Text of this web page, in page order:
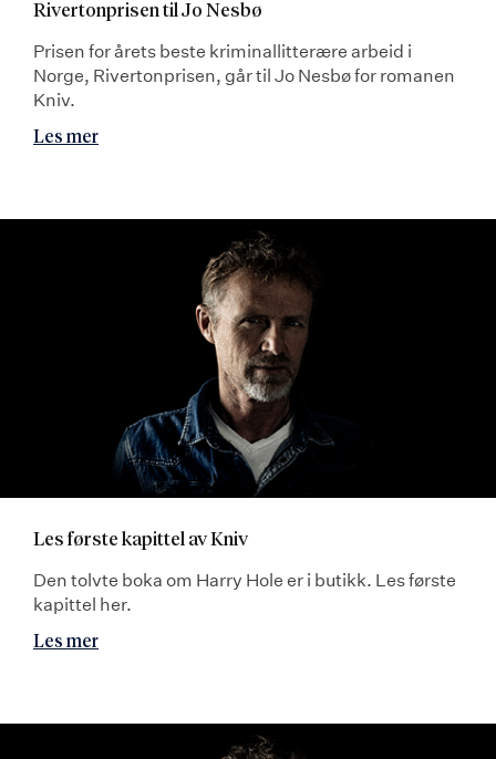
Rivertonprisen til Jo Nesbø
Prisen for årets beste kriminallitterære arbeid i
Norge, Rivertonprisen, går til Jo Nesbø for romanen
Kniv.
Les mer
Les første kapittel av Kniv
Den tolvte boka om Harry Hole er i butikk. Les første
kapittel her.
Les mer